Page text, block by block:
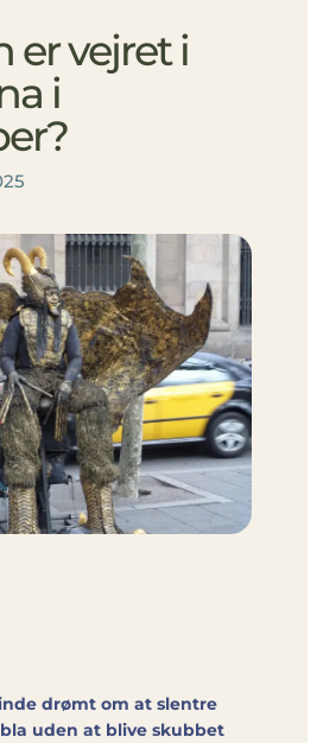
er vejret i
i
drømt om at slentre
uden at blive skubbet